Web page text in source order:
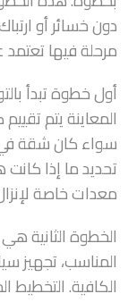
دون خسائر أو
مرحلة فيها تعتمد
أول خطوة تبدأ
المعاينة يتم
سواء كان شقة في
تحديد ما إذا
معدات خاصة
الخطوة الثانية
المناسب، تجهيز
الكافية. التخطيط